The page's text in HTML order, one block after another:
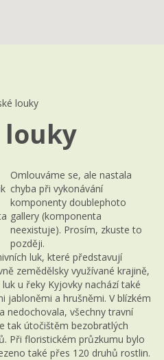
louky
louky
Omlouváme se, ale nastala
chyba při vykonávání
komponenty doublephoto
gallery (komponenta
neexistuje). Prosím, zkuste to
později.
luk, které představují
zemědělsky využívané krajině,
u řeky Kyjovky nachází také
jabloněmi a hrušněmi. V blízkém
nedochovala, všechny travní
tak útočištěm bezobratlých
Při floristickém průzkumu bylo
také přes 120 druhů rostlin.